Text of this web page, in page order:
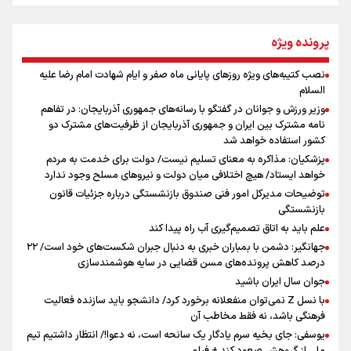
جمله‌ای که بغض چهارماهه را شکست؛ «آهای مردم، آقا از
تهران رفتند»
سه حسرتی که به دلم ماند
اینفو برنا / توصیه‌هایی طلایی برای پیاده روی اربعین
اینفو برنا / جدول کامل فاصله مرز شلمچه تا شهرهای زیارتی
عراق
پرونده ویژه
نصب کتیبه‌های ویژه روزهای پایانی ماه صفر و ایام شهادت امام رضا علیه
السلام
وزیر ورزش و جوانان در گفتگو با رسانه‌های جمهوری آذربایجان: در تفاهم
نامه مشترک بین ایران و جمهوری آذربایجان از ظرفیت‌های مشترک دو
کشور استفاده خواهد شد
پزشکیان: مذاکره به معنای تسلیم نیست/ دولت برای خدمت به مردم
خواهد ایستاد/ هیچ اختلافی میان دولت و نیروهای مسلح وجود ندارد
توضیحات مدیرکل امور فنی صندوق بازنشستگی درباره جزئیات قانون
بازنشستگی
علم باید به اتاق تصمیم‌گیری آب راه پیدا کند
جهانگیر: دشمن با بمباران خبری به دنبال جبران شکست‌های خود است/ ۲۲
درصد کاهش پرونده‌های مسن قضایی در سایه هوشمندسازی
جوان سال ایران باشید
با نسل Z نمی‌توان منفعلانه برخورد کرد/ دانشجو باید سازنده فعالیت
فرهنگی باشد، نه فقط مخاطب آن
یوسفی: جای بخیه سرم یادگار یک سانحه است، نه دعوا!/ انتظار داشتیم تیم